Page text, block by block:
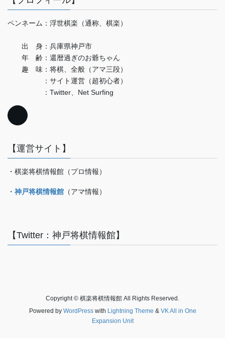
ペンネーム：浮世棋楽（通称、棋楽）
出 身：兵庫県神戸市
年 齢：還暦過ぎのお爺ちゃん
趣 味：将棋、全般（アマ三段）
：サイト運営（超初心者）
：Twitter、Net Surfing
【運営サイト】
・棋楽将棋情報館（プロ情報）
・ 神戸将棋情報館 （アマ情報）
【Twitter：神戸将棋情報館】
Copyright © 棋楽将棋情報館 All Rights Reserved.
Powered by WordPresswith Lightning Theme & VK All in One
Expansion Unit